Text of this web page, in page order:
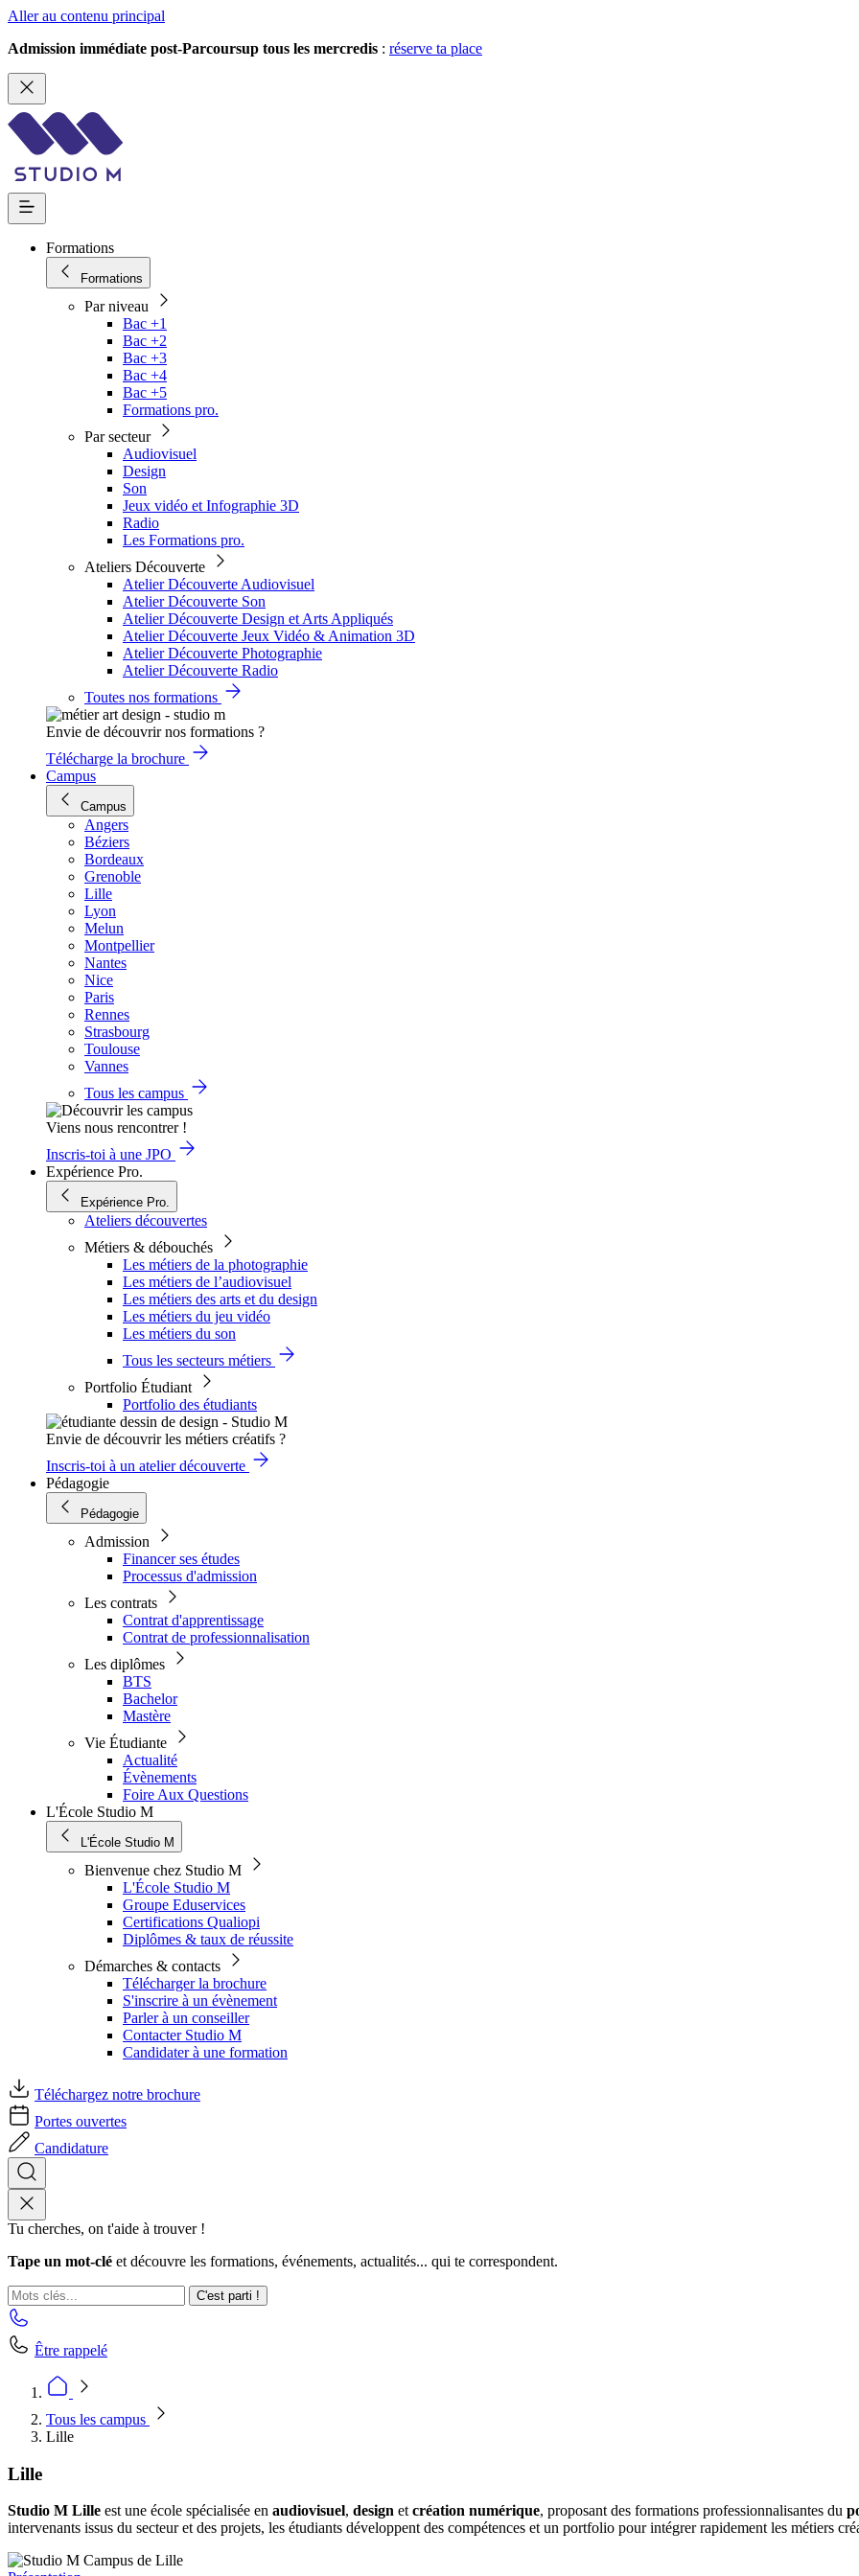
Aller au contenu principal
Admission immédiate post-Parcoursup tous les mercredis : réserve ta place
Formations
Formations
Par niveau
Bac +1
Bac +2
Bac +3
Bac +4
Bac +5
Formations pro.
Par secteur
Audiovisuel
Design
Son
Jeux vidéo et Infographie 3D
Radio
Les Formations pro.
Ateliers Découverte
Atelier Découverte Audiovisuel
Atelier Découverte Son
Atelier Découverte Design et Arts Appliqués
Atelier Découverte Jeux Vidéo & Animation 3D
Atelier Découverte Photographie
Atelier Découverte Radio
Toutes nos formations
Envie de découvrir nos formations ?
Télécharge la brochure
Campus
Campus
Angers
Béziers
Bordeaux
Grenoble
Lille
Lyon
Melun
Montpellier
Nantes
Nice
Paris
Rennes
Strasbourg
Toulouse
Vannes
Tous les campus
Viens nous rencontrer !
Inscris-toi à une JPO
Expérience Pro.
Expérience Pro.
Ateliers découvertes
Métiers & débouchés
Les métiers de la photographie
Les métiers de l’audiovisuel
Les métiers des arts et du design
Les métiers du jeu vidéo
Les métiers du son
Tous les secteurs métiers
Portfolio Étudiant
Portfolio des étudiants
Envie de découvrir les métiers créatifs ?
Inscris-toi à un atelier découverte
Pédagogie
Pédagogie
Admission
Financer ses études
Processus d'admission
Les contrats
Contrat d'apprentissage
Contrat de professionnalisation
Les diplômes
BTS
Bachelor
Mastère
Vie Étudiante
Actualité
Évènements
Foire Aux Questions
L'École Studio M
L'École Studio M
Bienvenue chez Studio M
L'École Studio M
Groupe Eduservices
Certifications Qualiopi
Diplômes & taux de réussite
Démarches & contacts
Télécharger la brochure
S'inscrire à un évènement
Parler à un conseiller
Contacter Studio M
Candidater à une formation
Téléchargez notre brochure
Portes ouvertes
Candidature
Tu cherches, on t'aide à trouver !
Tape un mot-clé et découvre les formations, événements, actualités... qui te correspondent.
C'est parti !
Être rappelé
Tous les campus
Lille
Lille
Studio M Lille est une école spécialisée en audiovisuel, design etcréation numérique, proposant des formations professionnalisantes du
intervenants issus du secteur et des projets, les étudiants développent des compétences et un portfolio pour intégrer rapidement les métiers